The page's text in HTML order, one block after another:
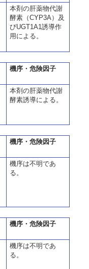
本剤の肝薬物代謝
酵素（CYP3A）及
びUGT1A1誘導作
用による。
機序・危険因子
本剤の肝薬物代謝
酵素誘導による。
機序・危険因子
機序は不明であ
る。
機序・危険因子
機序は不明であ
る。